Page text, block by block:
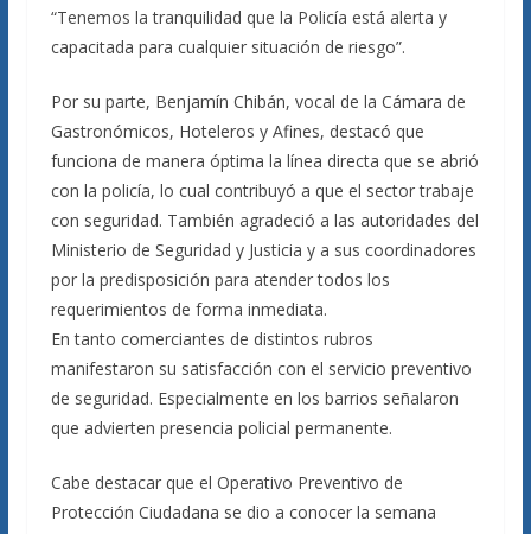
“Tenemos la tranquilidad que la Policía está alerta y
capacitada para cualquier situación de riesgo”.
Por su parte, Benjamín Chibán, vocal de la Cámara de
Gastronómicos, Hoteleros y Afines, destacó que
funciona de manera óptima la línea directa que se abrió
con la policía, lo cual contribuyó a que el sector trabaje
con seguridad. También agradeció a las autoridades del
Ministerio de Seguridad y Justicia y a sus coordinadores
por la predisposición para atender todos los
requerimientos de forma inmediata.
En tanto comerciantes de distintos rubros
manifestaron su satisfacción con el servicio preventivo
de seguridad. Especialmente en los barrios señalaron
que advierten presencia policial permanente.
Cabe destacar que el Operativo Preventivo de
Protección Ciudadana se dio a conocer la semana